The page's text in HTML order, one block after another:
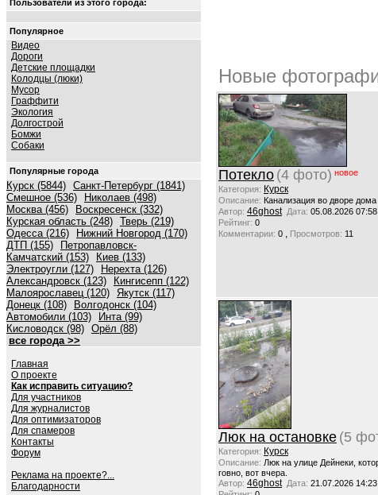
Пользователи из этого города:
Популярное
Видео
Дороги
Детские площадки
Колодцы (люки)
Мусор
Граффити
Экология
Долгострой
Бомжи
Собаки
Популярные города
Курск (5844) Санкт-Петербург (1841)
Смешное (536)
Николаев (498)
Москва (456)
Воскресенск (332)
Курская область (248) Тверь (219)
Одесса (216)
Нижний Новгород (170)
ДТП (155)
Петропавловск-
Камчатский (153)
Киев (133)
Электроугли (127)
Нерехта (126)
Александровск (123)
Кингисепп (122)
Малоярославец (120) Якутск (117)
Донецк (108)
Волгодонск (104)
Автомобили (103)
Инта (99)
Кисловодск (98) Орёл (88)
все города >>
Главная
О проекте
Как исправить ситуацию?
Для участников
Для журналистов
Для оптимизаторов
Для спамеров
Контакты
Форум
Реклама на проекте?...
Благодарности
Новые
Потекло (4 фото) новое
Категория: Курск
Описание: Канализация во дворе дома
Автор: 46ghost Дата: 05.08.2026 07:58
Рейтинг: 0
Комментарии: 0 , Просмотров: 11
Люк на остановке (5
Категория: Курск
Описание: Люк на улице Дейнеки,
говно, вот вчера.
Автор: 46ghost Дата: 21.07.2026 14:23